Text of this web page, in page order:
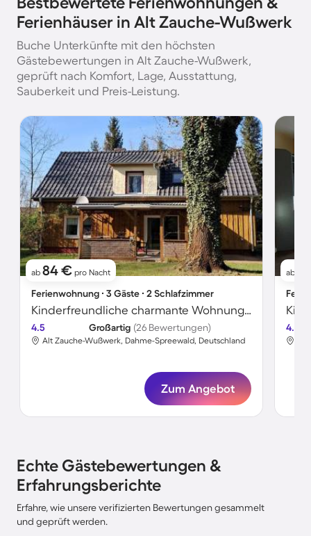
Ferienhäuser in Alt Zauche-Wußwerk
Buche Unterkünfte mit den höchsten
Gästebewertungen in Alt Zauche-Wußwerk,
geprüft nach Komfort, Lage, Ausstattung,
Sauberkeit und Preis-Leistung.
ab 84 € pro Nacht
Ferienwohnung ∙ 3 Gäste ∙ 2 Schlafzimmer
Kinderfreundliche charmante Wohnung mit Terrasse, Grill und Garten
4.5 Großartig (26 Bewertungen)
Alt Zauche-Wußwerk, Dahme-Spreewald, Deutschland
Zum Angebot
ab
4.5
Echte Gästebewertungen &
Erfahrungsberichte
Erfahre, wie unsere verifizierten Bewertungen gesammelt
und geprüft werden.